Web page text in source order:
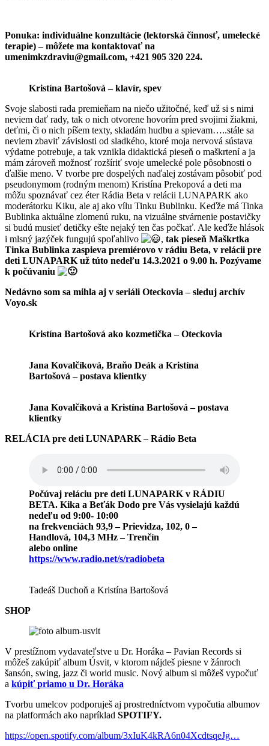
Ponuka: individuálne konzultácie (lektorská činnosť, umelecké
terapie) – môžete ma kontaktovať na
umenimkzdraviu@gmail.com, +421 905 320 224.
Kristína Bartošová – klavír, spev
Svoje slabosti rada premieňam na niečo užitočné, keď už si s nimi
neviem dať rady, tak o nich otvorene hovorím pred svojimi žiakmi,
deťmi, či o nich píšem texty, skladám hudbu a spievam…..stále sa
neviem zbaviť závislosti od sladkého, ktoré moja nervová sústava
výdatne potrebuje, a tak vznikla didaktická pieseň o maškrtení a ja
mám zároveň možnosť rozšíriť svoje umelecké pole pôsobnosti o
ďalšie meno. V tvorbe pre dospelých naďalej zostávam pôsobiť pod
pseudonymom (rodným menom) Kristína Prekopová a deti ma
môžu spoznávať cez éter Rádia Beta v relácii LUNAPARK ako
moderátorku Kiku, ale aj ako vílu Tinku Bublinku. Keďže má Tinka
Bublinka aktuálne zlomenú ruku, na vizuálne stvárnenie postavičky
si budú musieť detičky ešte nejaký ten čas počkať. Ale keďže hlások
i mlsný jazýček fungujú spoľahlivo
, tak pieseň Maškrtka
Tinka Bublinka zaspieva premiérovo v rádiu Beta, v relácii pre
deti LUNAPARK už túto nedeľu 14.3.2021 o 9.00 h. Pozývame
k počúvaniu
Nedávno som sa mihla aj v seriáli Oteckovia – sleduj archív
Voyo.sk
Kristína Bartošová ako kozmetička – Oteckovia
Jana Kovalčíková, Braňo Deák a Kristína
Bartošová – postava klientky
Jana Kovalčíková a Kristína Bartošová – postava
klientky
RELÁCIA pre deti LUNAPARK – Rádio Beta
Počúvaj reláciu pre deti LUNAPARK v RÁDIU
BETA. Kika a Beťák Dodo pre Vás vysielajú každú
nedeľu od 9:00- 10:00
na frekvenciách 93,9 – Prievidza, 102, 0 –
Handlová, 104,3 MHz – Trenčín
alebo online
https://www.radio.net/s/radiobeta
Tadeáš Duchoň a Kristína Bartošová
SHOP
V prestížnom vydavateľstve u Dr. Horáka – Pavian Records si
môžeš zakúpiť album Úsvit, v ktorom nájdeš piesne v žánroch
šansón, swing, jazz či world music. Nový album si môžeš vypočuť
a kúpiť priamo u Dr. Horáka
Tvorbu umelcov podporuješ aj prostredníctvom vypočutia albumov
na platformách ako napríklad SPOTIFY.
https://open.spotify.com/album/3xIuK4kRA6n04XcdtsqeJg…